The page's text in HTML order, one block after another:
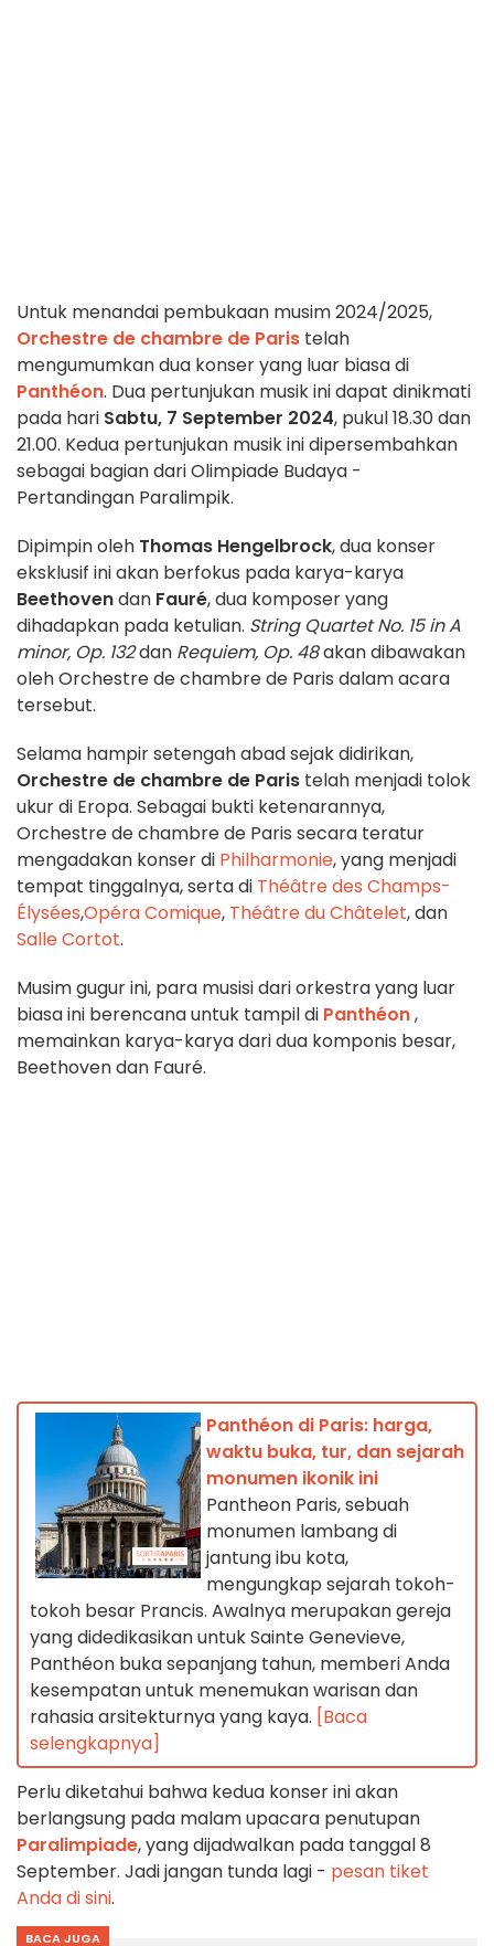
Untuk menandai pembukaan musim 2024/2025,
Orchestre de chambre de Paris telah
mengumumkan dua konser yang luar biasa di
Panthéon. Dua pertunjukan musik ini dapat dinikmati
pada hari Sabtu, 7 September 2024, pukul 18.30 dan
21.00. Kedua pertunjukan musik ini dipersembahkan
sebagai bagian dari Olimpiade Budaya -
Pertandingan Paralimpik.
Dipimpin oleh Thomas Hengelbrock, dua konser
eksklusif ini akan berfokus pada karya-karya
Beethovendan Fauré, dua komposer yang
dihadapkan pada ketulian. String Quartet No. 15 in A
minor, Op. 132dan Requiem, Op. 48akan dibawakan
oleh Orchestre de chambre de Paris dalam acara
tersebut.
Selama hampir setengah abad sejak didirikan,
Orchestre de chambre de Paris telah menjadi tolok
ukur di Eropa. Sebagai bukti ketenarannya,
Orchestre de chambre de Paris secara teratur
mengadakan konser di Philharmonie, yang menjadi
tempat tinggalnya, serta di Théâtre des Champs-
Élysées,Opéra Comique, Théâtre du Châtelet, dan
Salle Cortot.
Musim gugur ini, para musisi dari orkestra yang luar
biasa ini berencana untuk tampil di Panthéon,
memainkan karya-karya dari dua komponis besar,
Beethoven dan Fauré.
Panthéon di Paris: harga,
waktu buka, tur, dan sejarah
monumen ikonik ini
Pantheon Paris, sebuah
monumen lambang di
jantung ibu kota,
mengungkap sejarah tokoh-
tokoh besar Prancis. Awalnya merupakan gereja
yang didedikasikan untuk Sainte Genevieve,
Panthéon buka sepanjang tahun, memberi Anda
kesempatan untuk menemukan warisan dan
rahasia arsitekturnya yang kaya. [Baca
selengkapnya]
Perlu diketahui bahwa kedua konser ini akan
berlangsung pada malam upacara penutupan
Paralimpiade, yang dijadwalkan pada tanggal 8
September. Jadi jangan tunda lagi - pesan tiket
Anda di sini.
BACA JUGA